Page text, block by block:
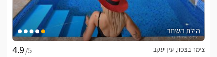
הילת השחר
/5
צימר בצפון, עין יעקב